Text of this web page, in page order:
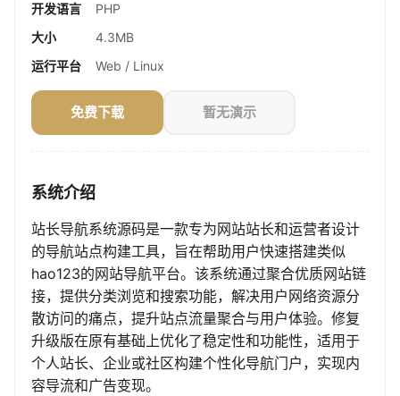
开发语言
PHP
大小
4.3MB
运行平台
Web / Linux
免费下载 暂无演示
系统介绍
站长导航系统源码是一款专为网站站长和运营者设计
的导航站点构建工具，旨在帮助用户快速搭建类似
hao123的网站导航平台。该系统通过聚合优质网站链
接，提供分类浏览和搜索功能，解决用户网络资源分
散访问的痛点，提升站点流量聚合与用户体验。修复
升级版在原有基础上优化了稳定性和功能性，适用于
个人站长、企业或社区构建个性化导航门户，实现内
容导流和广告变现。